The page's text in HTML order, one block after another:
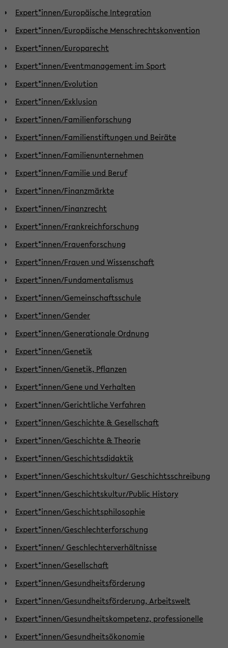
Expert*innen/Europäische Integration
Expert*innen/Europäische Menschrechtskonvention
Expert*innen/Europarecht
Expert*innen/Eventmanagement im Sport
Expert*innen/Evolution
Expert*innen/Exklusion
Expert*innen/Familienforschung
Expert*innen/Familienstiftungen und Beiräte
Expert*innen/Familienunternehmen
Expert*innen/Familie und Beruf
Expert*innen/Finanzmärkte
Expert*innen/Finanzrecht
Expert*innen/Frankreichforschung
Expert*innen/Frauenforschung
Expert*innen/Frauen und Wissenschaft
Expert*innen/Fundamentalismus
Expert*innen/Gemeinschaftsschule
Expert*innen/Gender
Expert*innen/Generationale Ordnung
Expert*innen/Genetik
Expert*innen/Genetik, Pflanzen
Expert*innen/Gene und Verhalten
Expert*innen/Gerichtliche Verfahren
Expert*innen/Geschichte & Gesellschaft
Expert*innen/Geschichte & Theorie
Expert*innen/Geschichtsdidaktik
Expert*innen/Geschichtskultur/ Geschichtsschreibung
Expert*innen/Geschichtskultur/Public History
Expert*innen/Geschichtsphilosophie
Expert*innen/Geschlechterforschung
Expert*innen/ Geschlechterverhältnisse
Expert*innen/Gesellschaft
Expert*innen/Gesundheitsförderung
Expert*innen/Gesundheitsförderung, Arbeitswelt
Expert*innen/Gesundheitskompetenz, professionelle
Expert*innen/Gesundheitsökonomie